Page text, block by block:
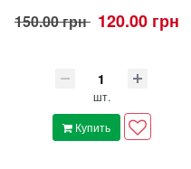
150.00 грн 120.00 грн
шт.
Купить